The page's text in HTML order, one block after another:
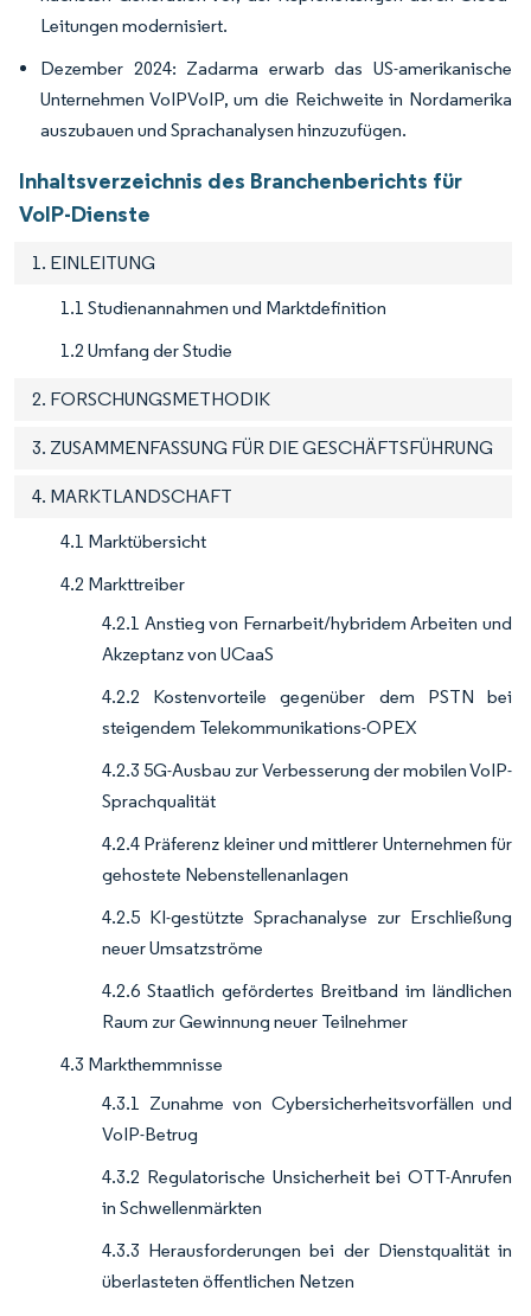
Leitungen modernisiert.
Dezember 2024: Zadarma erwarb das US-amerikanische
Unternehmen VoIPVoIP, um die Reichweite in Nordamerika
auszubauen und Sprachanalysen hinzuzufügen.
Inhaltsverzeichnis des Branchenberichts für
VoIP-Dienste
1. EINLEITUNG
1.1 Studienannahmen und Marktdefinition
1.2 Umfang der Studie
2. FORSCHUNGSMETHODIK
3. ZUSAMMENFASSUNG FÜR DIE GESCHÄFTSFÜHRUNG
4. MARKTLANDSCHAFT
4.1 Marktübersicht
4.2 Markttreiber
4.2.1 Anstieg von Fernarbeit/hybridem Arbeiten und
Akzeptanz von UCaaS
4.2.2 Kostenvorteile gegenüber dem PSTN bei
steigendem Telekommunikations-OPEX
4.2.3 5G-Ausbau zur Verbesserung der mobilen VoIP-
Sprachqualität
4.2.4 Präferenz kleiner und mittlerer Unternehmen für
gehostete Nebenstellenanlagen
4.2.5 KI-gestützte Sprachanalyse zur Erschließung
neuer Umsatzströme
4.2.6 Staatlich gefördertes Breitband im ländlichen
Raum zur Gewinnung neuer Teilnehmer
4.3 Markthemmnisse
4.3.1 Zunahme von Cybersicherheitsvorfällen und
VoIP-Betrug
4.3.2 Regulatorische Unsicherheit bei OTT-Anrufen
in Schwellenmärkten
4.3.3 Herausforderungen bei der Dienstqualität in
überlasteten öffentlichen Netzen